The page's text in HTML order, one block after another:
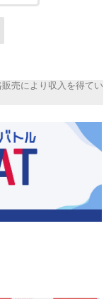
売により収入を得てい